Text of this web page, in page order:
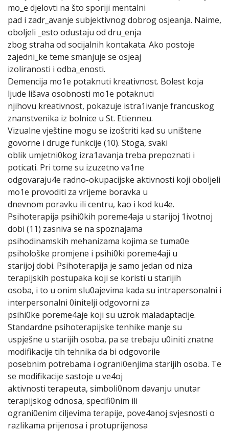
mo_e djelovti na što sporiji mentalni
pad i zadr_avanje subjektivnog dobrog osjeanja. Naime,
oboljeli _esto odustaju od dru_enja
zbog straha od socijalnih kontakata. Ako postoje
zajedni_ke teme smanjuje se osjeaj
izoliranosti i odba_enosti.
Demencija mo1e potaknuti kreativnost. Bolest koja
ljude lišava osobnosti mo1e potaknuti
njihovu kreativnost, pokazuje istra1ivanje francuskog
znanstvenika iz bolnice u St. Etienneu.
Vizualne vještine mogu se izoštriti kad su uništene
govorne i druge funkcije (10). Stoga, svaki
oblik umjetni0kog izra1avanja treba prepoznati i
poticati. Pri tome su izuzetno va1ne
odgovaraju4e radno-okupacijske aktivnosti koji oboljeli
mo1e provoditi za vrijeme boravka u
dnevnom poravku ili centru, kao i kod ku4e.
Psihoterapija psihi0kih poreme4aja u starijoj 1ivotnoj
dobi (11) zasniva se na spoznajama
psihodinamskih mehanizama kojima se tuma0e
psihološke promjene i psihi0ki poreme4aji u
starijoj dobi. Psihoterapija je samo jedan od niza
terapijskih postupaka koji se koristi u starijih
osoba, i to u onim slu0ajevima kada su intrapersonalni i
interpersonalni 0initelji odgovorni za
psihi0ke poreme4aje koji su uzrok maladaptacije.
Standardne psihoterapijske tenhike manje su
uspješne u starijih osoba, pa se trebaju u0initi znatne
modifikacije tih tehnika da bi odgovorile
posebnim potrebama i ograni0enjima starijih osoba. Te
se modifikacije sastoje u ve4oj
aktivnosti terapeuta, simboli0nom davanju unutar
terapijskog odnosa, specifi0nim ili
ograni0enim ciljevima terapije, pove4anoj svjesnosti o
razlikama prijenosa i protuprijenosa